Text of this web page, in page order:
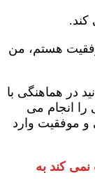
کند.
هستم، من
در هماهنگی با
را انجام می
و موفقیت وارد
کند به